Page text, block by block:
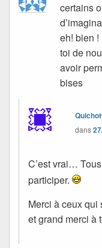
certains
eh! bien
toi de
avoir
bises
dans
C’est vrai…
participer.
Merci à ceux
et grand merci à